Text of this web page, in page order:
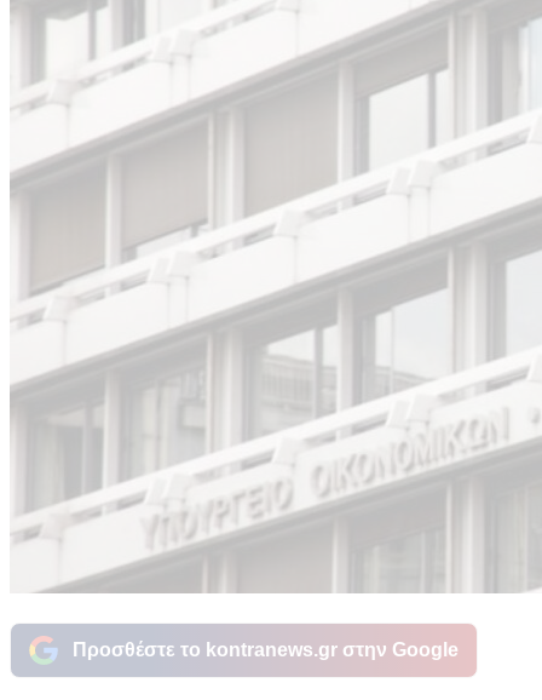
Προσθέστε το kontranews.gr στην Google